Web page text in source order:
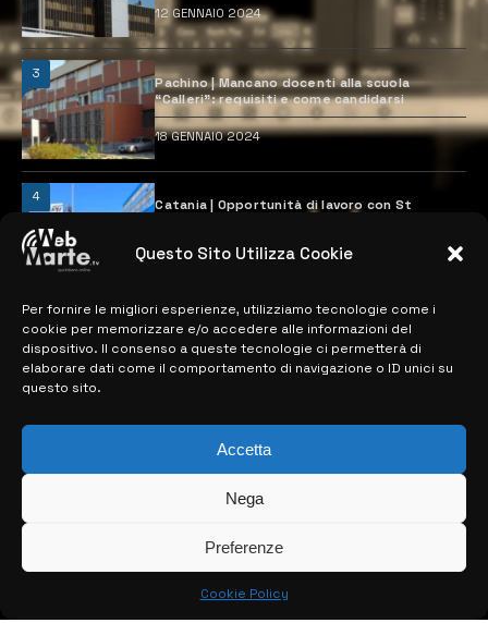
Questo Sito Utilizza Cookie
Per fornire le migliori esperienze, utilizziamo tecnologie come i
cookie per memorizzare e/o accedere alle informazioni del
dispositivo. Il consenso a queste tecnologie ci permetterà di
elaborare dati come il comportamento di navigazione o ID unici su
questo sito.
Accetta
Nega
Preferenze
Cookie Policy
12 GENNAIO 2024
3
Pachino | Mancano docenti alla scuola
“Calleri”: requisiti e come candidarsi
18 GENNAIO 2024
4
Catania | Opportunità di lavoro con St
28 MARZO 2024
MAPPA DEL SITO
> NOTIZIE
> CONTATTI